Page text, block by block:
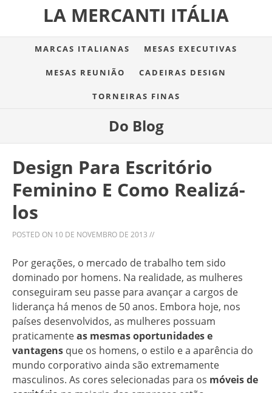
LA MERCANTI ITÁLIA
MARCAS ITALIANAS MESAS EXECUTIVAS
MESAS REUNIÃO CADEIRAS DESIGN
TORNEIRAS FINAS
Do Blog
Design Para Escritório
Feminino E Como Realizá-
los
POSTED ON 10 DE NOVEMBRO DE 2013 //
Por gerações, o mercado de trabalho tem sido
dominado por homens. Na realidade, as mulheres
conseguiram seu passe para avançar a cargos de
liderança há menos de 50 anos. Embora hoje, nos
países desenvolvidos, as mulheres possuam
praticamenteas mesmas oportunidades e
vantagens que os homens, o estilo e a aparência do
mundo corporativo ainda são extremamente
masculinos. As cores selecionadas para os móveis de